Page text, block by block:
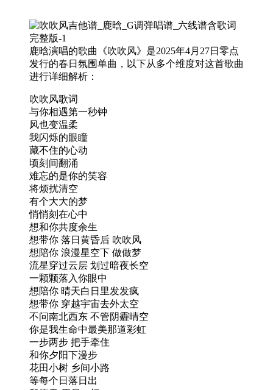
鹿晗演唱的歌曲《吹吹风》是2025年4月27日零点
发行的春日氛围单曲，以下从多个维度对这首歌曲
进行详细解析：
吹吹风歌词
与你相遇第一秒钟
风也变温柔
我闪烁的眼瞳
藏不住的心动
顷刻间翻涌
难忘的是你的笑容
将烦扰清空
有个大大的梦
悄悄刻在心中
想和你共度余生
想带你 落日黄昏后 吹吹风
想陪你 浪漫星空下 做做梦
流星穿过云层 划过暗夜长空
一颗颗落入你眼中
想陪你 晴天白日里发发疯
想带你 穿越宇宙去外太空
不问南北西东 不管阴霾晴空
你是我生命中最美那道彩虹
一步两步 把手牵住
和你夕阳下漫步
花田小树 乡间小路
等每个日落日出